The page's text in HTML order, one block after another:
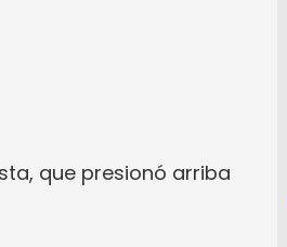
que presionó arriba